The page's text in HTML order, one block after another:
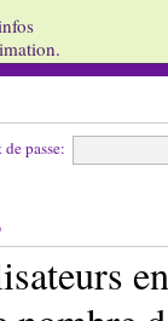
passe: